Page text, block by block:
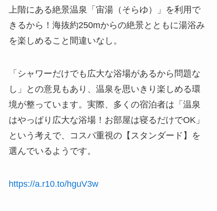
上階にある絶景温泉「宙湯（そらゆ）」を利用で
きるから！海抜約250mからの絶景とともに湯浴み
を楽しめること間違いなし。
「シャワーだけでも広大な浴場があるから問題な
し」との意見もあり、温泉を思いきり楽しめる環
境が整っています。実際、多くの宿泊者は「温泉
はやっぱり広大な浴場！お部屋は寝るだけでOK」
という考えで、コスパ重視の【スタンダード】を
選んでいるようです。
https://a.r10.to/hguV3w